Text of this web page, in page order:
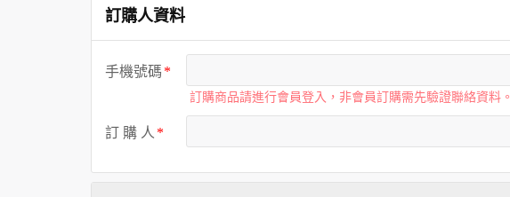
訂購人資料
手機號碼
訂購商品請進行會員登入，非會員訂購需先驗證聯絡資料。
訂 購 人